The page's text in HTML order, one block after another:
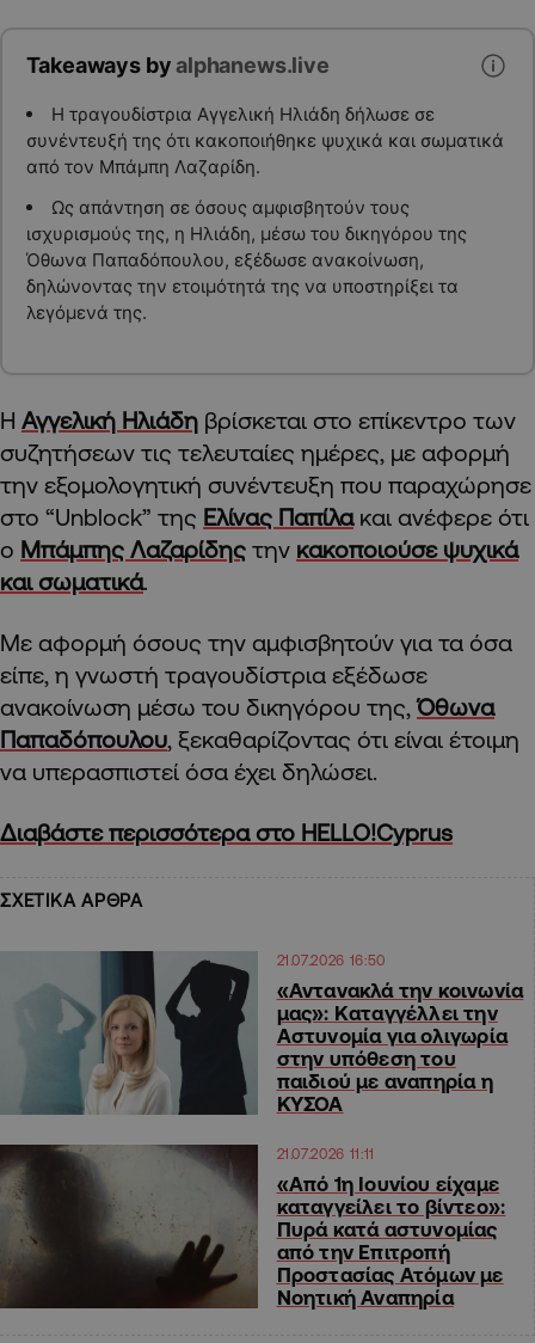
Takeaways byalphanews.live
Η τραγουδίστρια Αγγελική Ηλιάδη δήλωσε σε
συνέντευξή της ότι κακοποιήθηκε ψυχικά και σωματικά
από τον Μπάμπη Λαζαρίδη.
Ως απάντηση σε όσους αμφισβητούν τους
ισχυρισμούς της, η Ηλιάδη, μέσω του δικηγόρου της
Όθωνα Παπαδόπουλου, εξέδωσε ανακοίνωση,
δηλώνοντας την ετοιμότητά της να υποστηρίξει τα
λεγόμενά της.
Η Αγγελική Ηλιάδη βρίσκεται στο επίκεντρο των
συζητήσεων τις τελευταίες ημέρες, με αφορμή
την εξομολογητική συνέντευξη που παραχώρησε
στο “Unblock” της Ελίνας Παπίλακαι ανέφερε ότι
ο Μπάμπης Λαζαρίδης την κακοποιούσε ψυχικά
και σωματικά.
Με αφορμή όσους την αμφισβητούν για τα όσα
είπε, η γνωστή τραγουδίστρια εξέδωσε
ανακοίνωση μέσω του δικηγόρου της, Όθωνα
Παπαδόπουλου, ξεκαθαρίζοντας ότι είναι έτοιμη
να υπερασπιστεί όσα έχει δηλώσει.
Διαβάστε περισσότερα στο HELLO!Cyprus
ΣΧΕΤΙΚΑ ΑΡΘΡΑ
21.07.2026 16:50
«Αντανακλά την κοινωνία
μας»: Καταγγέλλει την
Αστυνομία για ολιγωρία
στην υπόθεση του
παιδιού με αναπηρία η
ΚΥΣΟΑ
21.07.2026 11:11
«Από 1η Ιουνίου είχαμε
καταγγείλει το βίντεο»:
Πυρά κατά αστυνομίας
από την Επιτροπή
Προστασίας Ατόμων με
Νοητική Αναπηρία